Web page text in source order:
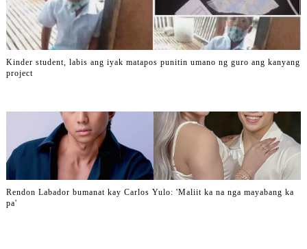
Kinder student, labis ang iyak matapos punitin umano ng guro ang kanyang
project
Rendon Labador bumanat kay Carlos Yulo: 'Maliit ka na nga mayabang ka
pa'